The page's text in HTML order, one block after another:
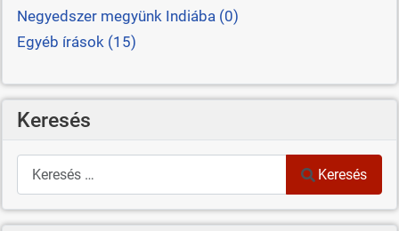
Negyedszer megyünk Indiába (0)
Egyéb írások (15)
Keresés
Keresés
Keresés